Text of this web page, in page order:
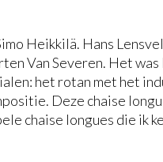
Heikkilä. Hans
Van Severen. Het
het rotan met het
Deze chaise
chaise longues die ik